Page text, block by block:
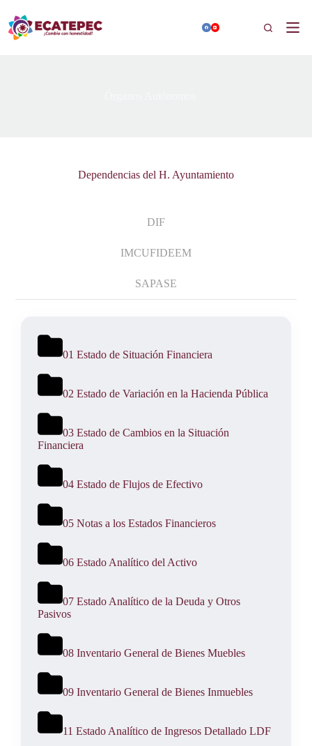
contenido
Buscar
Dependencias del H. Ayuntamiento
DIF
IMCUFIDEEM
SAPASE
01 Estado de Situación Financiera
02 Estado de Variación en la Hacienda Pública
03 Estado de Cambios en la Situación
Financiera
04 Estado de Flujos de Efectivo
05 Notas a los Estados Financieros
06 Estado Analítico del Activo
07 Estado Analítico de la Deuda y Otros
Pasivos
08 Inventario General de Bienes Muebles
09 Inventario General de Bienes Inmuebles
11 Estado Analítico de Ingresos Detallado LDF